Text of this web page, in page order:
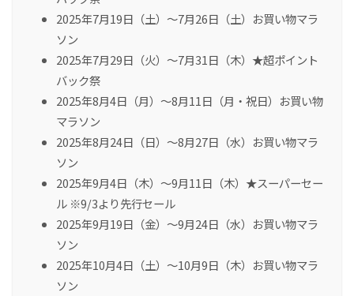
2025年7月19日（土）～7月26日（土）お買い物マラ
ソン
2025年7月29日（火）～7月31日（木）★超ポイント
バック祭
2025年8月4日（月）～8月11日（月・祝日）お買い物
マラソン
2025年8月24日（日）～8月27日（水）お買い物マラ
ソン
2025年9月4日（木）～9月11日（木）★スーパーセー
ル ※9/3より先行セール
2025年9月19日（金）～9月24日（水）お買い物マラ
ソン
2025年10月4日（土）～10月9日（木）お買い物マラ
ソン